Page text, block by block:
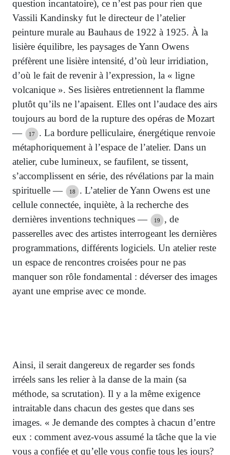
question incantatoire), ce n’est pas pour rien que
Vassili Kandinsky fut le directeur de l’atelier
peinture murale au Bauhaus de 1922 à 1925. À la
lisière équilibre, les paysages de Yann Owens
préfèrent une lisière intensité, d’où leur irridiation,
d’où le fait de revenir à l’expression, la « ligne
volcanique ». Ses lisières entretiennent la flamme
plutôt qu’ils ne l’apaisent. Elles ont l’audace des airs
toujours au bord de la rupture des opéras de Mozart
—
17
. La bordure pelliculaire, énergétique renvoie
métaphoriquement à l’espace de l’atelier. Dans un
atelier, cube lumineux, se faufilent, se tissent,
s’accomplissent en série, des révélations par la main
spirituelle —
18
. L’atelier de Yann Owens est une
cellule connectée, inquiète, à la recherche des
dernières inventions techniques —
19
, de
passerelles avec des artistes interrogeant les dernières
programmations, différents logiciels. Un atelier reste
un espace de rencontres croisées pour ne pas
manquer son rôle fondamental : déverser des images
ayant une emprise avec ce monde.
Ainsi, il serait dangereux de regarder ses fonds
irréels sans les relier à la danse de la main (sa
méthode, sa scrutation). Il y a la même exigence
intraitable dans chacun des gestes que dans ses
images. « Je demande des comptes à chacun d’entre
eux : comment avez-vous assumé la tâche que la vie
vous a confiée et qu’elle vous confie tous les jours?